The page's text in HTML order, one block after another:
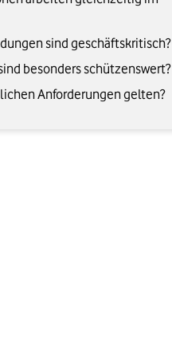
sind geschäftskritisch?
besonders schützenswert?
Anforderungen gelten?